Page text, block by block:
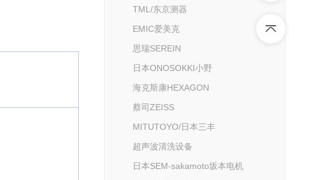
TML/东京测器
EMIC爱美克
思瑞SEREIN
日本ONOSOKKI小野
海克斯康HEXAGON
蔡司ZEISS
MITUTOYO/日本三丰
超声波清洗设备
日本SEM-sakamoto坂本电机